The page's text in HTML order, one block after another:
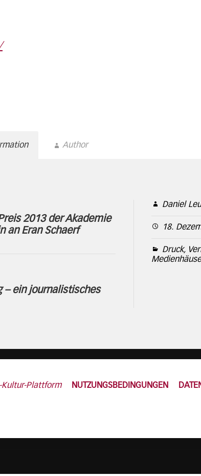
Author
Daniel
18.
Druck,
2013 der Akademie
an Eran Schaerf
– ein journalistisches
Kultur-Plattform NUTZUNGSBEDINGUNGEN